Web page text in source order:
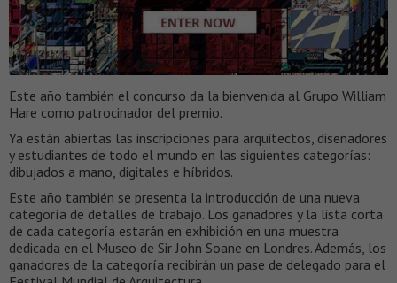
Este año también el concurso da la bienvenida al Grupo William
Hare como patrocinador del premio.
Ya están abiertas las inscripciones para arquitectos, diseñadores
y estudiantes de todo el mundo en las siguientes categorías:
dibujados a mano, digitales e híbridos.
Este año también se presenta la introducción de una nueva
categoría de detalles de trabajo. Los ganadores y la lista corta
de cada categoría estarán en exhibición en una muestra
dedicada en el Museo de Sir John Soane en Londres. Además, los
ganadores de la categoría recibirán un pase de delegado para el